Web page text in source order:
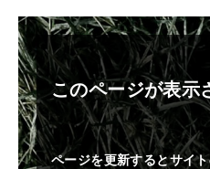
このページが表示
ページを更新するとサイ